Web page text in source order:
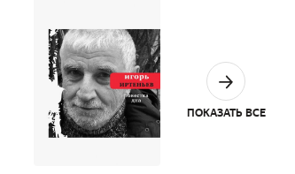
ПОКАЗАТЬ ВСЕ